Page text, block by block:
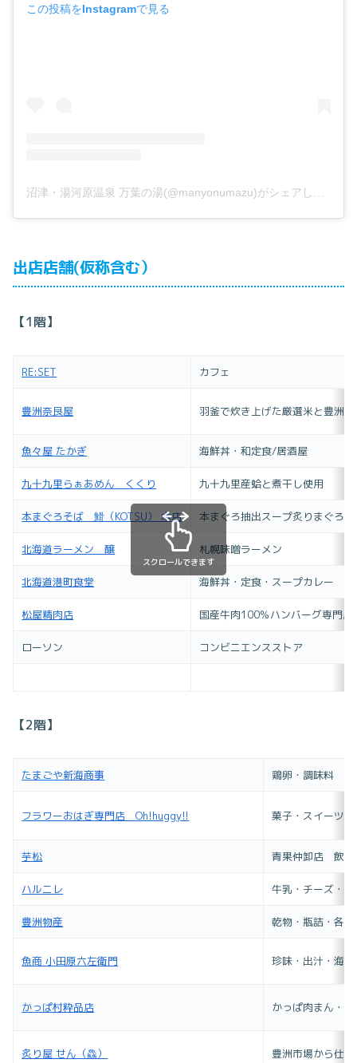
この投稿をInstagramで見る
出店店舗(仮称含む）
【1階】
RE:SET カフェ
豊洲奈良屋 羽釜で炊き上げた厳選米と豊洲
魚々屋 たかぎ 海鮮丼・和定食/居酒屋
九十九里らぁあめん くくり 九十九里産蛤と煮干し使用
本まぐろそば 䱻（KOTSU） 本店 本まぐろ抽出スープ炙りまぐろ
北海道ラーメン 醸 札幌味噌ラーメン
北海道港町食堂 海鮮丼・定食・スープカレー
松屋精肉店 国産牛肉100％ハンバーグ専門店
ローソン コンビニエンスストア
スクロールできます
【2階】
たまごや新海商事 鶏卵・調味料
フラワーおはぎ専門店 Oh!huggy!! 菓子・スイーツ
芋松 青果仲卸店 飲食
ハルニレ 牛乳・チーズ・
豊洲物産 乾物・瓶詰・各
魚商 小田原六左衛門 珍味・出汁・海
かっぱ村粋品店 かっぱ肉まん・
炙り屋 せん（鱻） 豊洲市場から仕